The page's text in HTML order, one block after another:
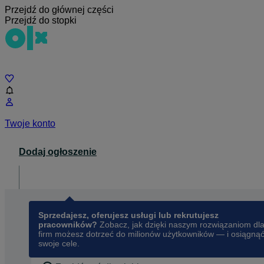
Przejdź do głównej części
Przejdź do stopki
Twoje konto
Dodaj ogłoszenie
Sprzedajesz, oferujesz usługi lub rekrutujesz
pracowników? Zobacz, jak dzięki naszym rozwiązaniom dla
firm możesz dotrzeć do milionów użytkowników — i osiągnąć
swoje cele.